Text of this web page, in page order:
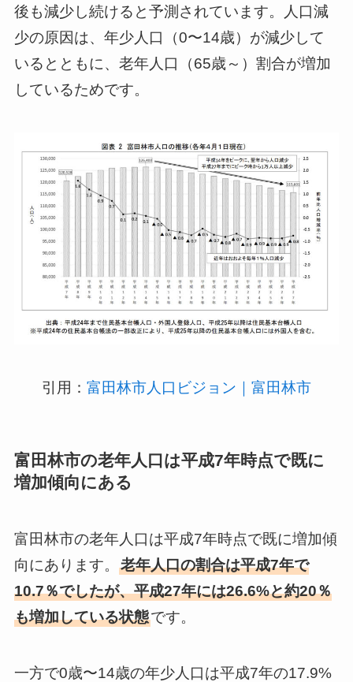
後も減少し続けると予測されています。人口減
少の原因は、年少人口（0〜14歳）が減少して
いるとともに、老年人口（65歳～）割合が増加
しているためです。
引用： 富田林市人口ビジョン｜富田林市
富田林市の老年人口は平成7年時点で既に
増加傾向にある
富田林市の老年人口は平成7年時点で既に増加傾
向にあります。 老年人口の割合は平成7年で
10.7％でしたが、平成27年には26.6%と約20％
も増加している状態です。
一方で0歳〜14歳の年少人口は平成7年の17.9%